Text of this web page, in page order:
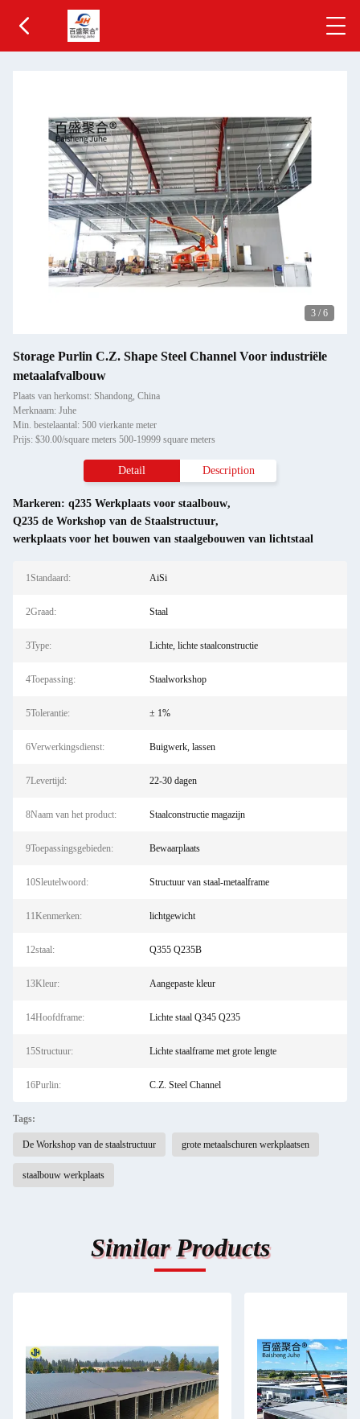
3 / 6
Storage Purlin C.Z. Shape Steel Channel Voor industriële
metaalafvalbouw
Plaats van herkomst: Shandong, China
Merknaam: Juhe
Min. bestelaantal: 500 vierkante meter
Prijs: $30.00/square meters 500-19999 square meters
Detail Description
Markeren: q235 Werkplaats voor staalbouw,
Q235 de Workshop van de Staalstructuur,
werkplaats voor het bouwen van staalgebouwen van lichtstaal
1Standaard: AiSi
2Graad: Staal
3Type: Lichte, lichte staalconstructie
4Toepassing: Staalworkshop
5Tolerantie: ± 1%
6Verwerkingsdienst: Buigwerk, lassen
7Levertijd: 22-30 dagen
8Naam van het product: Staalconstructie magazijn
9Toepassingsgebieden: Bewaarplaats
10Sleutelwoord: Structuur van staal-metaalframe
11Kenmerken: lichtgewicht
12staal: Q355 Q235B
13Kleur: Aangepaste kleur
14Hoofdframe: Lichte staal Q345 Q235
15Structuur: Lichte staalframe met grote lengte
16Purlin: C.Z. Steel Channel
Tags:
De Workshop van de staalstructuur grote metaalschuren werkplaatsen
staalbouw werkplaats
Similar Products